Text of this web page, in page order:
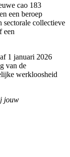
cao 183
een beroep
sectorale collectieve
een
1 januari 2026
van de
werkloosheid
jouw